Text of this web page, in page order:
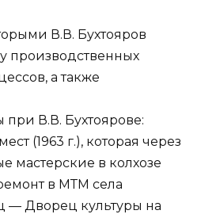
В.В. Бухтояров
производственных
а также
В.В. Бухтоярове:
(1963 г.), которая через
мастерские в колхозе
в МТМ села
— Дворец культуры на